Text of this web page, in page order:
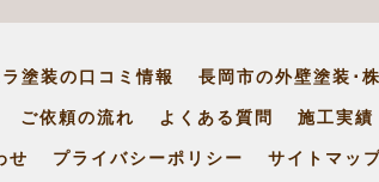
塗装の口コミ情報
長岡市の外壁塗装･
ご依頼の流れ よくある質問 施工実績
せ プライバシーポリシー サイトマッ